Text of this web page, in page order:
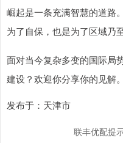
崛起是一条充满智慧的道路
为了自保，也是为了区域乃
面对当今复杂多变的国际局
建设？欢迎你分享你的见解。
发布于：天津市
联丰优配提